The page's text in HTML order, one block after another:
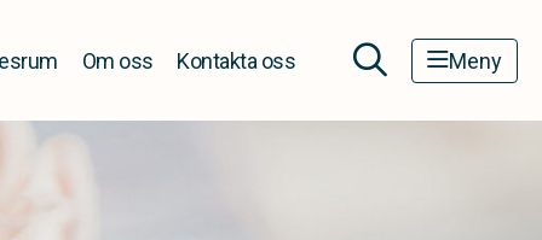
Om oss Kontakta oss Meny